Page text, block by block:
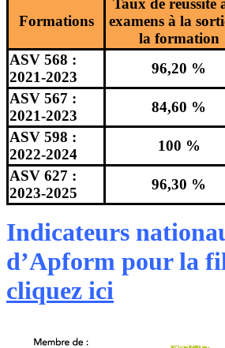
Formations
Taux de réussite
examens à la
la formation
ASV 568 :
2021-2023
96,20 %
ASV 567 :
2021-2023
84,60 %
ASV 598 :
2022-2024
100 %
ASV 627 :
2023-2025
96,30 %
Indicateurs
d’Apform pour la
cliquez ici